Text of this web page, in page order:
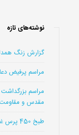
نوشته‌های تازه
گزارش زنگ
مراسم پرفیض
مراسم
مقدس و
طبخ 450 پرس غذای نذری ( چلو جوجه )